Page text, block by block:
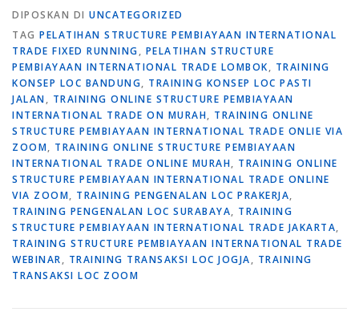
DIPOSKAN DI UNCATEGORIZED
TAG PELATIHAN STRUCTURE PEMBIAYAAN INTERNATIONAL
TRADE FIXED RUNNING, PELATIHAN STRUCTURE
PEMBIAYAAN INTERNATIONAL TRADE LOMBOK, TRAINING
KONSEP LOC BANDUNG, TRAINING KONSEP LOC PASTI
JALAN, TRAINING ONLINE STRUCTURE PEMBIAYAAN
INTERNATIONAL TRADE ON MURAH, TRAINING ONLINE
STRUCTURE PEMBIAYAAN INTERNATIONAL TRADE ONLIE VIA
ZOOM, TRAINING ONLINE STRUCTURE PEMBIAYAAN
INTERNATIONAL TRADE ONLINE MURAH, TRAINING ONLINE
STRUCTURE PEMBIAYAAN INTERNATIONAL TRADE ONLINE
VIA ZOOM, TRAINING PENGENALAN LOC PRAKERJA,
TRAINING PENGENALAN LOC SURABAYA, TRAINING
STRUCTURE PEMBIAYAAN INTERNATIONAL TRADE JAKARTA,
TRAINING STRUCTURE PEMBIAYAAN INTERNATIONAL TRADE
WEBINAR, TRAINING TRANSAKSI LOC JOGJA, TRAINING
TRANSAKSI LOC ZOOM